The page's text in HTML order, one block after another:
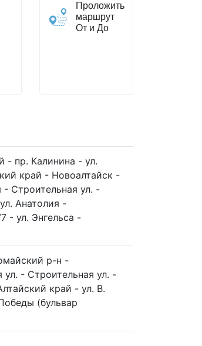
Проложить
маршрут
От и До
- пр. Калинина - ул.
край - Новоалтайск -
- Строительная ул. -
Анатолия -
- ул. Энгельса -
р-н -
- Строительная ул. -
край - ул. В.
(бульвар